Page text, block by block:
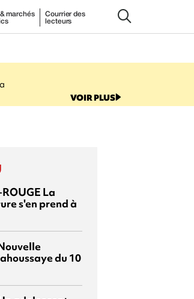
marchés
Courrier des
lecteurs
VOIR PLUS
La
s'en prend à
du 10